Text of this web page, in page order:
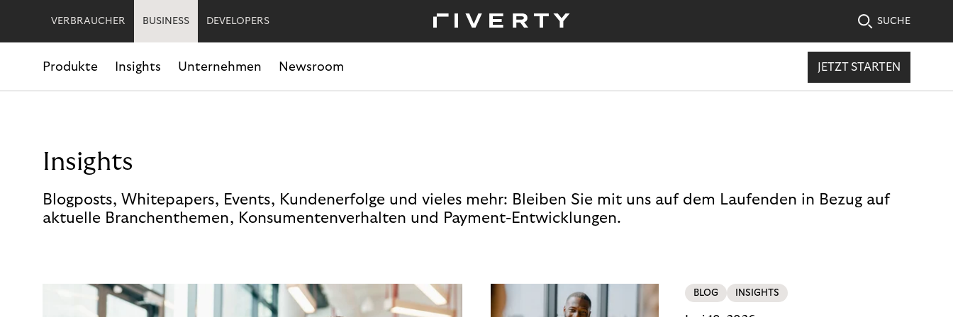
VERBRAUCHER BUSINESS DEVELOPERS SUCHE
Produkte Insights Unternehmen Newsroom JETZT STARTEN
Insights
Blogposts, Whitepapers, Events, Kundenerfolge und vieles mehr: Bleiben Sie mit uns auf dem Laufenden in Bezug auf
aktuelle Branchenthemen, Konsumentenverhalten und Payment-Entwicklungen.
BLOG INSIGHTS